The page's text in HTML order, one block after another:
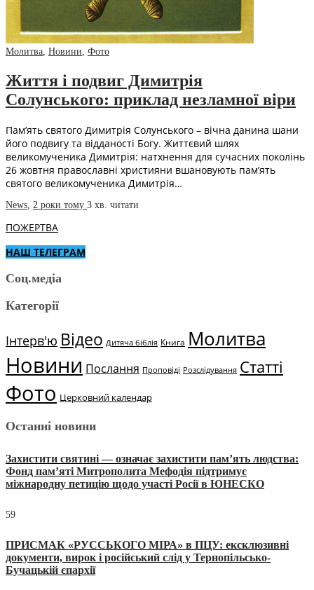
Молитва, Новини, Фото
Життя і подвиг Димитрія
Солунського: приклад незламної віри
Пам’ять святого Димитрія Солунського – вічна данина шани
його подвигу та відданості Богу. Життєвий шлях
великомученика Димитрія: натхнення для сучасних поколінь
26 жовтня православні християни вшановують пам’ять
святого великомученика Димитрія…
News, 2 роки тому 3 хв. читати
ПОЖЕРТВА
НАШ ТЕЛЕГРАМ
Соц.медіа
Категорії
Інтерв'ю Відео Дитяча біблія Книга Молитва
Новини Послання Проповіді Розслідування Статті
Фото Церковний календар
Останні новини
Захистити святині — означає захистити пам’ять людства:
Фонд пам’яті Митрополита Мефодія підтримує
міжнародну петицію щодо участі Росії в ЮНЕСКО
59
ПРИСМАК «РУССЬКОГО МІРА» в ПЦУ: ексклюзивні
документи, вирок і російський слід у Тернопільсько-
Бучацькій єпархії